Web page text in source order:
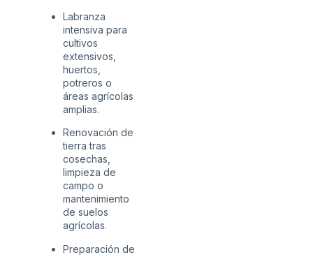
Labranza
intensiva para
cultivos
extensivos,
huertos,
potreros o
áreas agrícolas
amplias.
Renovación de
tierra tras
cosechas,
limpieza de
campo o
mantenimiento
de suelos
agrícolas.
Preparación de